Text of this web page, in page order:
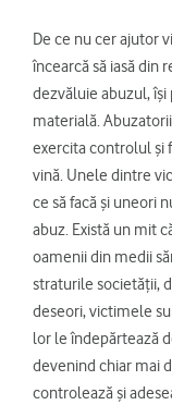
De ce nu cer ajutor
încearcă să iasă din
dezvăluie abuzul,
materială.
exercita controlul și
vină. Unele dintre
ce să facă și uneori
abuz. Există un mit
oamenii din medii
straturile societății,
deseori, victimele
lor le îndepărtează
devenind chiar mai
controlează și